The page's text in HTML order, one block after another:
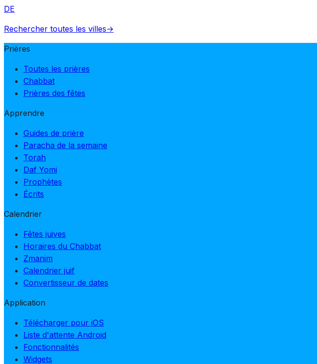
DE
Rechercher toutes les villes→
Prières
Toutes les prières
Chabbat
Prières des fêtes
Apprendre
Guides de prière
Paracha de la semaine
Torah
Daf Yomi
Prophètes
Écrits
Calendrier
Fêtes juives
Horaires du Chabbat
Zmanim
Calendrier juif
Convertisseur de dates
Application
Télécharger pour iOS
Liste d'attente Android
Fonctionnalités
Widgets